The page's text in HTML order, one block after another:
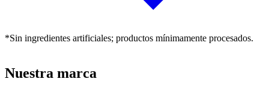
*Sin ingredientes artificiales; productos mínimamente procesados.
Nuestra marca